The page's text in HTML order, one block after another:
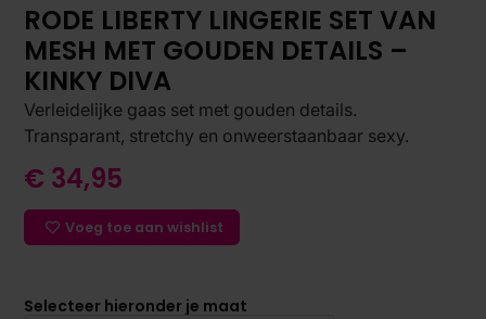
RODE LIBERTY LINGERIE SET VAN
MESH MET GOUDEN DETAILS –
KINKY DIVA
Verleidelijke gaas set met gouden details.
Transparant, stretchy en onweerstaanbaar sexy.
€ 34,95
Voeg toe aan wishlist
Selecteer hieronder je maat